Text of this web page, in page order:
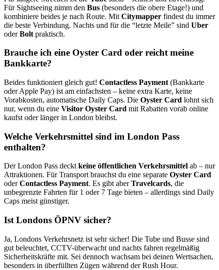
Für Sightseeing nimm den Bus (besonders die obere Etage!) und
kombiniere beides je nach Route. Mit Citymapper findest du immer
die beste Verbindung. Nachts und für die “letzte Meile” sind Uber
oderBolt praktisch.
Brauche ich eine Oyster Card oder reicht meine
Bankkarte?
Beides funktioniert gleich gut! Contactless Payment (Bankkarte
oder Apple Pay) ist am einfachsten – keine extra Karte, keine
Vorabkosten, automatische Daily Caps. Die Oyster Card lohnt sich
nur, wenn du eine Visitor Oyster Card mit Rabatten vorab online
kaufst oder länger in London bleibst.
Welche Verkehrsmittel sind im London Pass
enthalten?
Der London Pass decktkeine öffentlichen Verkehrsmittel ab – nur
Attraktionen. Für Transport brauchst du eine separate Oyster Card
oderContactless Payment. Es gibt aberTravelcards, die
unbegrenzte Fahrten für 1 oder 7 Tage bieten – allerdings sind Daily
Caps meist günstiger.
Ist Londons ÖPNV sicher?
Ja, Londons Verkehrsnetz ist sehr sicher! Die Tube und Busse sind
gut beleuchtet, CCTV-überwacht und nachts fahren regelmäßig
Sicherheitskräfte mit. Sei dennoch wachsam bei deinen Wertsachen,
besonders in überfüllten Zügen während der Rush Hour.